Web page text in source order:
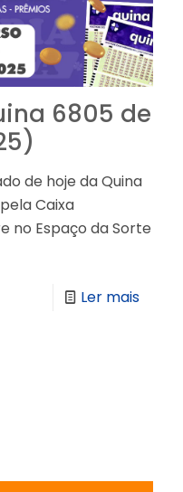
6805 de
de hoje da Quina
Caixa
no Espaço da Sorte
Ler mais